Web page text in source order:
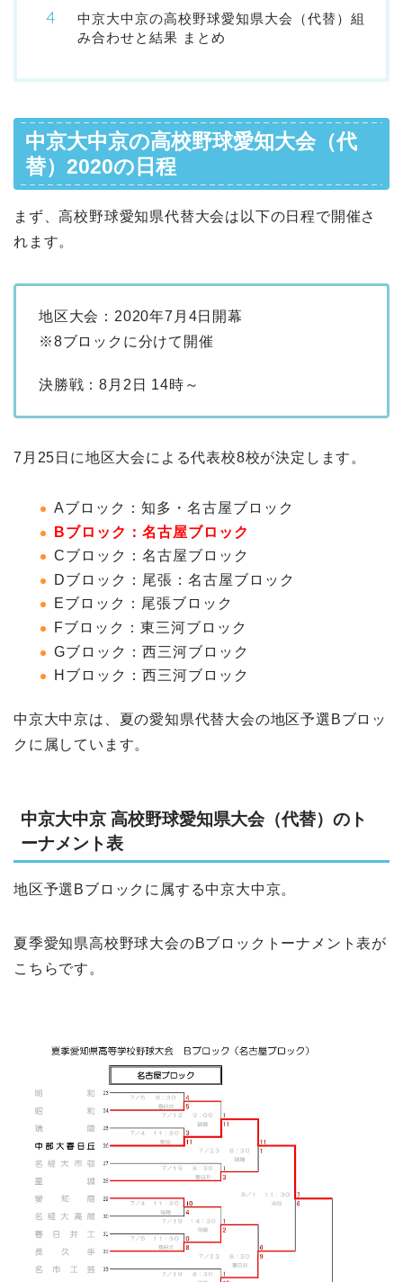
中京大中京の高校野球愛知県大会（代替）組
み合わせと結果 まとめ
中京大中京の高校野球愛知大会（代
替）2020の日程
まず、高校野球愛知県代替大会は以下の日程で開催さ
れます。
地区大会：2020年7月4日開幕
※8ブロックに分けて開催
決勝戦：8月2日 14時～
7月25日に地区大会による代表校8校が決定します。
Aブロック：知多・名古屋ブロック
Bブロック：名古屋ブロック
Cブロック：名古屋ブロック
Dブロック：尾張：名古屋ブロック
Eブロック：尾張ブロック
Fブロック：東三河ブロック
Gブロック：西三河ブロック
Hブロック：西三河ブロック
中京大中京は、夏の愛知県代替大会の地区予選Bブロッ
クに属しています。
中京大中京 高校野球愛知県大会（代替）のト
ーナメント表
地区予選Bブロックに属する中京大中京。
夏季愛知県高校野球大会のBブロックトーナメント表が
こちらです。